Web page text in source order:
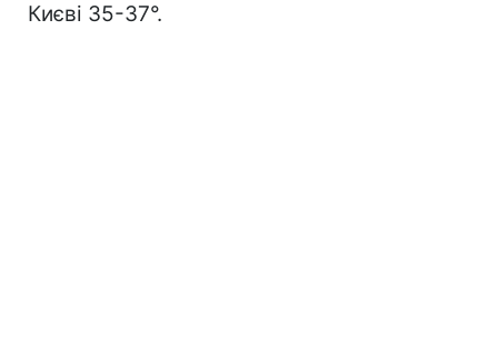
Києві 35-37°.